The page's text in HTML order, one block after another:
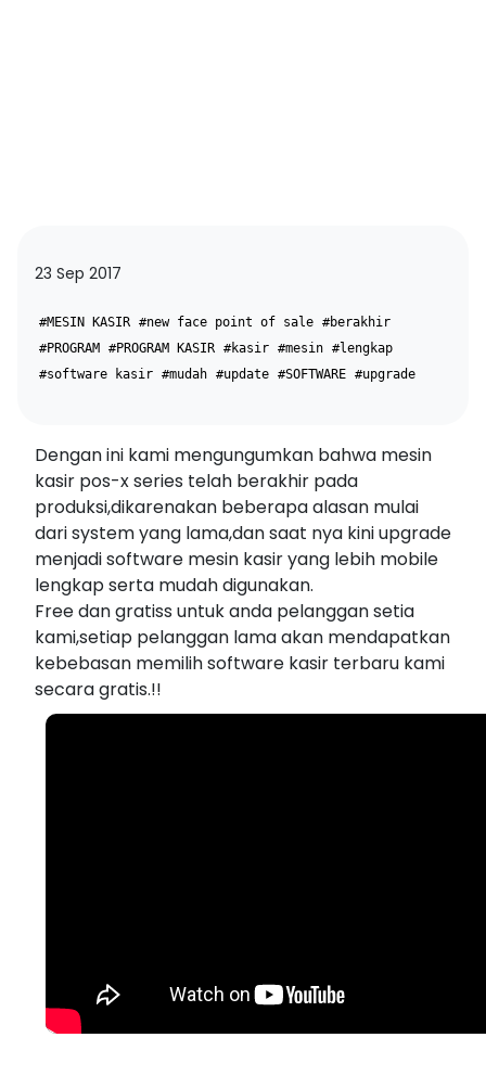
23 Sep 2017
#MESIN KASIR #new face point of sale #berakhir
#PROGRAM #PROGRAM KASIR #kasir #mesin #lengkap
#software kasir #mudah #update #SOFTWARE #upgrade
Dengan ini kami mengungumkan bahwa mesin
kasir pos-x series telah berakhir pada
produksi,dikarenakan beberapa alasan mulai
dari system yang lama,dan saat nya kini upgrade
menjadi software mesin kasir yang lebih mobile
lengkap serta mudah digunakan.
Free dan gratiss untuk anda pelanggan setia
kami,setiap pelanggan lama akan mendapatkan
kebebasan memilih software kasir terbaru kami
secara gratis.!!